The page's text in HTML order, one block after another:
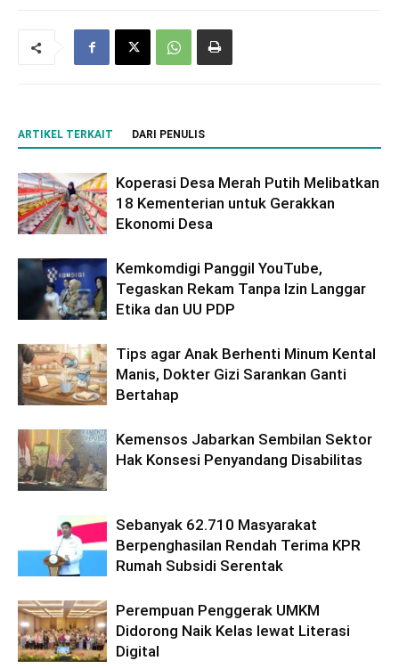
ARTIKEL TERKAIT DARI PENULIS
Koperasi Desa Merah Putih Melibatkan
18 Kementerian untuk Gerakkan
Ekonomi Desa
Kemkomdigi Panggil YouTube,
Tegaskan Rekam Tanpa Izin Langgar
Etika dan UU PDP
Tips agar Anak Berhenti Minum Kental
Manis, Dokter Gizi Sarankan Ganti
Bertahap
Kemensos Jabarkan Sembilan Sektor
Hak Konsesi Penyandang Disabilitas
Sebanyak 62.710 Masyarakat
Berpenghasilan Rendah Terima KPR
Rumah Subsidi Serentak
Perempuan Penggerak UMKM
Didorong Naik Kelas lewat Literasi
Digital